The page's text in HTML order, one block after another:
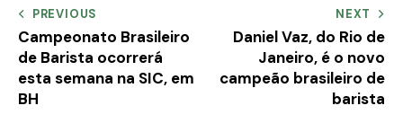
PREVIOUS
Campeonato Brasileiro
de Barista ocorrerá
esta semana na SIC, em
BH
NEXT
Daniel Vaz, do Rio de
Janeiro, é o novo
campeão brasileiro de
barista